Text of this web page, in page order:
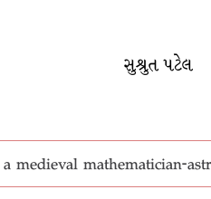
સુશ્રુત પટેલ
medieval mathematician-